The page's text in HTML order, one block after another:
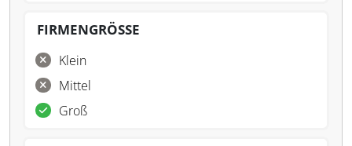
FIRMENGRÖSSE
Klein
Mittel
Groß